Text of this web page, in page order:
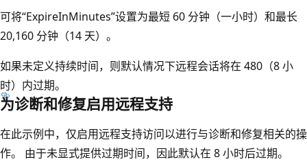
可将“ExpireInMinutes”设置为最短 60 分钟（一小时）和最长
20,160 分钟（14 天）。
如果未定义持续时间，则默认情况下远程会话将在 480（8 小
时）内过期。
为诊断和修复启用远程支持
在此示例中，仅启用远程支持访问以进行与诊断和修复相关的操
作。 由于未显式提供过期时间，因此默认在 8 小时后过期。